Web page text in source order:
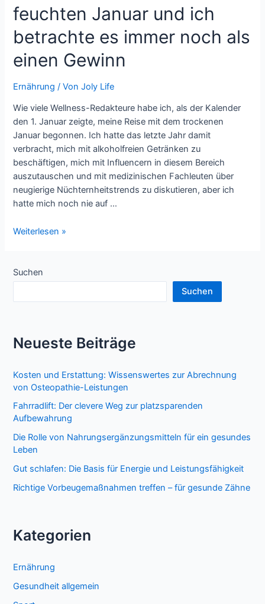
feuchten Januar und ich
betrachte es immer noch als
einen Gewinn
Ernährung / VonJoly Life
Wie viele Wellness-Redakteure habe ich, als der Kalender
den 1. Januar zeigte, meine Reise mit dem trockenen
Januar begonnen. Ich hatte das letzte Jahr damit
verbracht, mich mit alkoholfreien Getränken zu
beschäftigen, mich mit Influencern in diesem Bereich
auszutauschen und mit medizinischen Fachleuten über
neugierige Nüchternheitstrends zu diskutieren, aber ich
hatte mich noch nie auf …
Mein
verwandelte
sich
Januar
betrachte
es
immer
noch
als
einen
Weiterlesen »
Suchen
Suchen
Neueste Beiträge
Kosten und Erstattung: Wissenswertes zur Abrechnung
von Osteopathie-Leistungen
Fahrradlift: Der clevere Weg zur platzsparenden
Aufbewahrung
Die Rolle von Nahrungsergänzungsmitteln für ein gesundes
Leben
Gut schlafen: Die Basis für Energie und Leistungsfähigkeit
Richtige Vorbeugemaßnahmen treffen – für gesunde Zähne
Kategorien
Ernährung
Gesundheit allgemein